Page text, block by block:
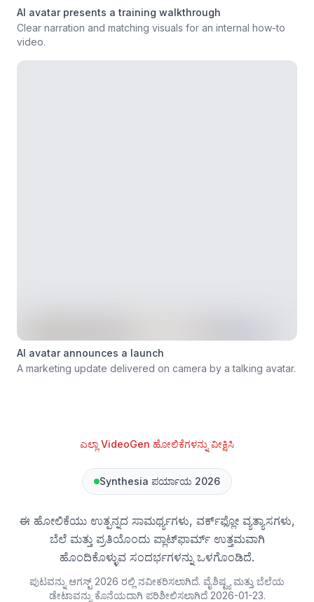
AI avatar presents a training walkthrough
Clear narration and matching visuals for an internal how-to
video.
AI avatar announces a launch
A marketing update delivered on camera by a talking avatar.
ಎಲ್ಲಾ VideoGen ಹೋಲಿಕೆಗಳನ್ನು ವೀಕ್ಷಿಸಿ
Synthesia ಪರ್ಯಾಯ 2026
ಈ ಹೋಲಿಕೆಯು ಉತ್ಪನ್ನದ ಸಾಮರ್ಥ್ಯಗಳು, ವರ್ಕ್‌ಫ್ಲೋ ವ್ಯತ್ಯಾಸಗಳು,
ಬೆಲೆ ಮತ್ತು ಪ್ರತಿಯೊಂದು ಪ್ಲಾಟ್‌ಫಾರ್ಮ್ ಉತ್ತಮವಾಗಿ
ಹೊಂದಿಕೊಳ್ಳುವ ಸಂದರ್ಭಗಳನ್ನು ಒಳಗೊಂಡಿದೆ.
ಪುಟವನ್ನು ಆಗಸ್ಟ್ 2026 ರಲ್ಲಿ ನವೀಕರಿಸಲಾಗಿದೆ. ವೈಶಿಷ್ಟ್ಯ ಮತ್ತು ಬೆಲೆಯ
ಡೇಟಾವನ್ನು ಕೊನೆಯದಾಗಿ ಪರಿಶೀಲಿಸಲಾಗಿದೆ 2026-01-23.